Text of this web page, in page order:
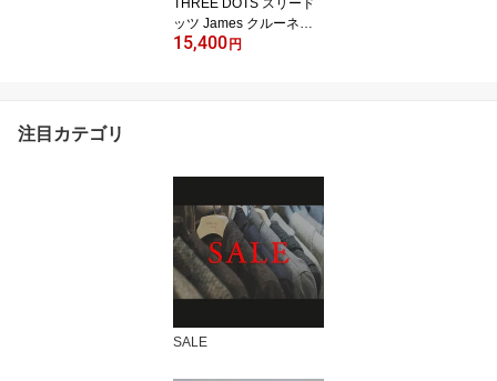
THREE DOTS スリード
ッツ James クルーネッ
ク Tシャツ 半袖 カットソ
15,400 円
注目カテゴリ
SALE